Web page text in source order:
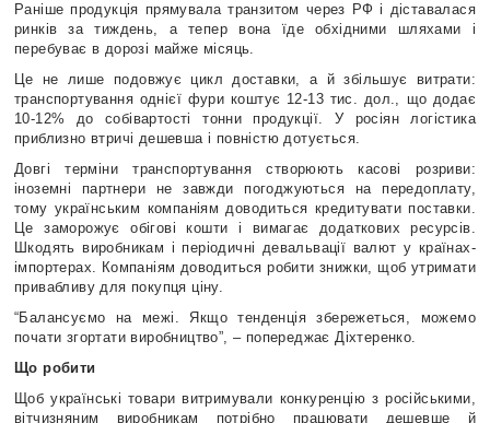
Раніше продукція прямувала транзитом через РФ і діставалася
ринків за тиждень, а тепер вона їде обхідними шляхами і
перебуває в дорозі майже місяць.
Це не лише подовжує цикл доставки, а й збільшує витрати:
транспортування однієї фури коштує 12-13 тис. дол., що додає
10-12% до собівартості тонни продукції. У росіян логістика
приблизно втричі дешевша і повністю дотується.
Довгі терміни транспортування створюють касові розриви:
іноземні партнери не завжди погоджуються на передоплату,
тому українським компаніям доводиться кредитувати поставки.
Це заморожує обігові кошти і вимагає додаткових ресурсів.
Шкодять виробникам і періодичні девальвації валют у країнах-
імпортерах. Компаніям доводиться робити знижки, щоб утримати
привабливу для покупця ціну.
“Балансуємо на межі. Якщо тенденція збережеться, можемо
почати згортати виробництво”, – попереджає Діхтеренко.
Що робити
Щоб українські товари витримували конкуренцію з російськими,
вітчизняним виробникам потрібно працювати дешевше й